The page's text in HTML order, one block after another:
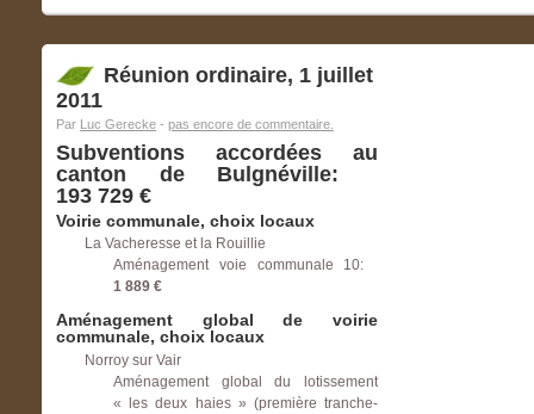
Réunion ordinaire, 1 juillet
2011
Par Luc Gerecke - pas encore de commentaire.
Subventions accordées au
canton de Bulgnéville:
193 729 €
Voirie communale, choix locaux
La Vacheresse et la Rouillie
Aménagement voie communale 10:
1 889 €
Aménagement global de voirie
communale, choix locaux
Norroy sur Vair
Aménagement global du lotissement
« les deux haies » (première tranche-